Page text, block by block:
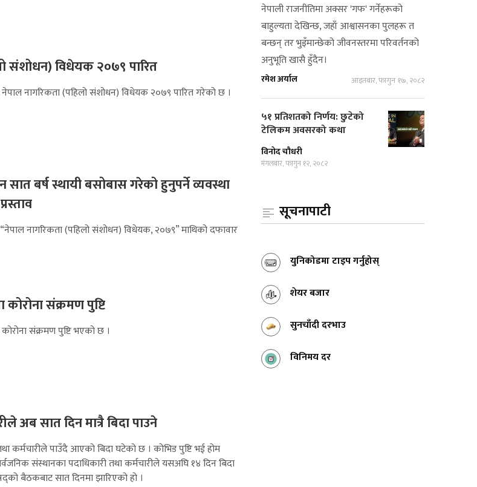
संशोधन) विधेयक २०७९ पारित
नागरिकता (पहिलो संशोधन) विधेयक २०७९ पारित गरेको छ ।
सात बर्ष स्थायी बसोबास गरेको हुनुपर्ने व्यवस्था
नागरिकता (पहिलो संशोधन) विधेयक, २०७९” माथिको दफावार
संक्रमण पुष्टि
संक्रमण पुष्टि भएको छ ।
अब सात दिन मात्रै बिदा पाउने
कर्मचारीले पाउँदै आएको बिदा घटेको छ । कोभिड पुष्टि भई होम
संस्थानका पदाधिकारी तथा कर्मचारीले यसअघि १४ दिन बिदा
बैठकबाट सात दिनमा झारिएको हो ।
नेपाली राजनीतिमा अक्सर 'गफ' गर्नेहरूको
बाहुल्यता देखिन्छ, जहाँ आश्वासनका पुलहरू त
बन्छन् तर भुइँमान्छेको जीवनस्तरमा परिवर्तनको
अनुभूति खासै हुँदैन।
रमेश अर्याल आइतबार, फागुन १७, २०८२
५१ प्रतिशतको निर्णय: छुटेको
टेलिकम अवसरको कथा
विनोद चौधरी
मंगलबार, फागुन १२, २०८२
सूचनापाटी
युनिकोडमा टाइप गर्नुहोस्
शेयर बजार
सुनचाँदी दरभाउ
विनिमय दर